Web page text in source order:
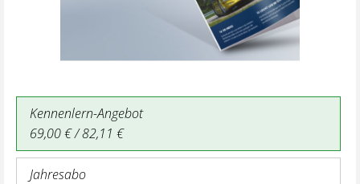
Kennenlern-Angebot
69,00 € / 82,11 €
Jahresabo